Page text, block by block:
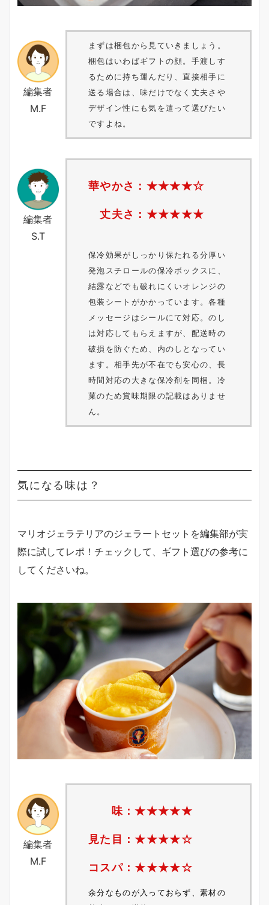
編集者
M.F
まずは梱包から見ていきましょう。
梱包はいわばギフトの顔。手渡しす
るために持ち運んだり、直接相手に
送る場合は、味だけでなく丈夫さや
デザイン性にも気を遣って選びたい
ですよね。
編集者
S.T
華やかさ：★★★★☆
丈夫さ：★★★★★
保冷効果がしっかり保たれる分厚い
発泡スチロールの保冷ボックスに、
結露などでも破れにくいオレンジの
包装シートがかかっています。各種
メッセージはシールにて対応。のし
は対応してもらえますが、配送時の
破損を防ぐため、内のしとなってい
ます。相手先が不在でも安心の、長
時間対応の大きな保冷剤を同梱。冷
菓のため賞味期限の記載はありませ
ん。
気になる味は？
マリオジェラテリアのジェラートセットを編集部が実
際に試してレポ！チェックして、ギフト選びの参考に
してくださいね。
編集者
M.F
味：★★★★★
見た目：★★★★☆
コスパ：★★★★☆
余分なものが入っておらず、素材の